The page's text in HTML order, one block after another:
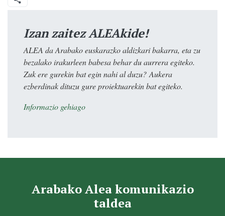
Izan zaitez ALEAkide!
ALEA da Arabako euskarazko aldizkari bakarra, eta zu
bezalako irakurleen babesa behar du aurrera egiteko.
Zuk ere gurekin bat egin nahi al duzu? Aukera
ezberdinak dituzu gure proiektuarekin bat egiteko.
Informazio gehiago
Arabako Alea komunikazio
taldea